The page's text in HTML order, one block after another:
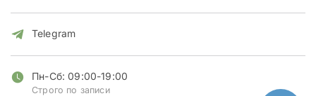
Telegram
Пн-Сб: 09:00-19:00
Строго по записи